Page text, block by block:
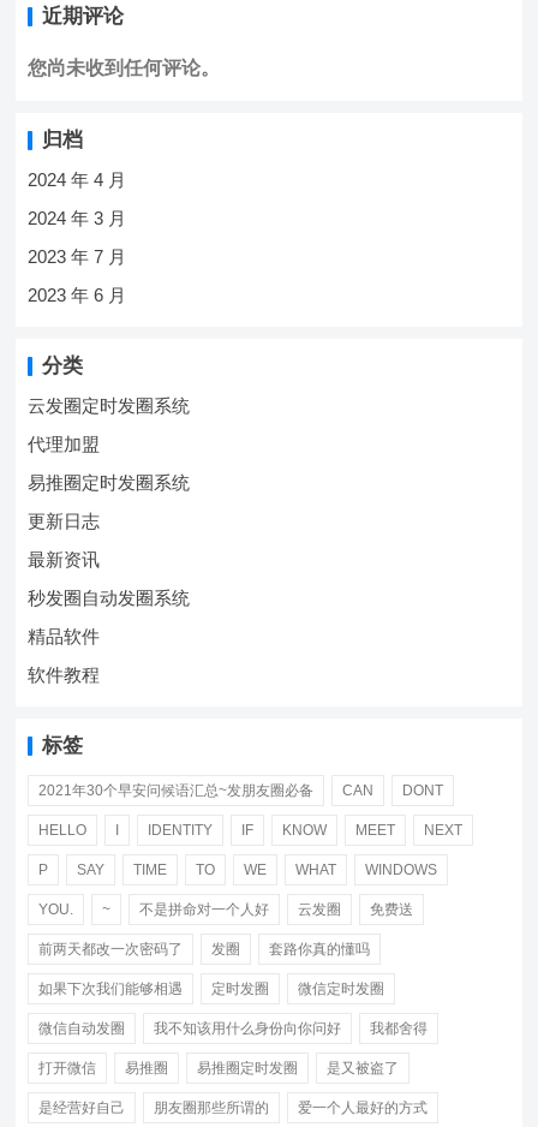
近期评论
您尚未收到任何评论。
归档
2024 年 4 月
2024 年 3 月
2023 年 7 月
2023 年 6 月
分类
云发圈定时发圈系统
代理加盟
易推圈定时发圈系统
更新日志
最新资讯
秒发圈自动发圈系统
精品软件
软件教程
标签
2021年30个早安问候语汇总~发朋友圈必备 CAN DONT
HELLO IDENTITY IF KNOW MEET NEXT
P SAY TIME TO WE WHAT WINDOWS
YOU. ~ 不是拼命对一个人好 云发圈 免费送
前两天都改一次密码了 发圈 套路你真的懂吗
如果下次我们能够相遇 定时发圈 微信定时发圈
微信自动发圈 我不知该用什么身份向你问好 我都舍得
打开微信 易推圈 易推圈定时发圈 是又被盗了
是经营好自己 朋友圈那些所谓的 爱一个人最好的方式